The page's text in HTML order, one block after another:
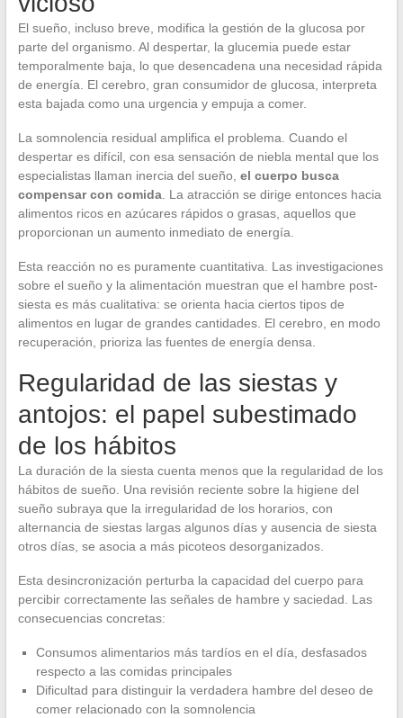
El sueño, incluso breve, modifica la gestión de la glucosa por
parte del organismo. Al despertar, la glucemia puede estar
temporalmente baja, lo que desencadena una necesidad rápida
de energía. El cerebro, gran consumidor de glucosa, interpreta
esta bajada como una urgencia y empuja a comer.
La somnolencia residual amplifica el problema. Cuando el
despertar es difícil, con esa sensación de niebla mental que los
especialistas llaman inercia del sueño, el cuerpo busca
compensar con comida. La atracción se dirige entonces hacia
alimentos ricos en azúcares rápidos o grasas, aquellos que
proporcionan un aumento inmediato de energía.
Esta reacción no es puramente cuantitativa. Las investigaciones
sobre el sueño y la alimentación muestran que el hambre post-
siesta es más cualitativa: se orienta hacia ciertos tipos de
alimentos en lugar de grandes cantidades. El cerebro, en modo
recuperación, prioriza las fuentes de energía densa.
Regularidad de las siestas y
antojos: el papel subestimado
de los hábitos
La duración de la siesta cuenta menos que la regularidad de los
hábitos de sueño. Una revisión reciente sobre la higiene del
sueño subraya que la irregularidad de los horarios, con
alternancia de siestas largas algunos días y ausencia de siesta
otros días, se asocia a más picoteos desorganizados.
Esta desincronización perturba la capacidad del cuerpo para
percibir correctamente las señales de hambre y saciedad. Las
consecuencias concretas:
Consumos alimentarios más tardíos en el día, desfasados
respecto a las comidas principales
Dificultad para distinguir la verdadera hambre del deseo de
comer relacionado con la somnolencia